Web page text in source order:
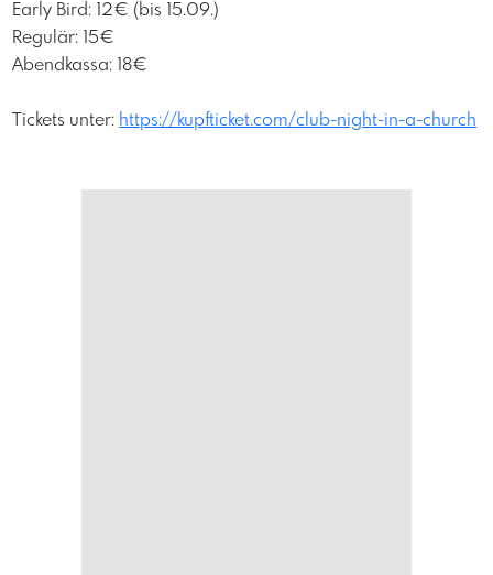
Early Bird: 12€ (bis 15.09.)
Regulär: 15€
Abendkassa: 18€
Tickets unter: https://kupfticket.com/club-night-in-a-church